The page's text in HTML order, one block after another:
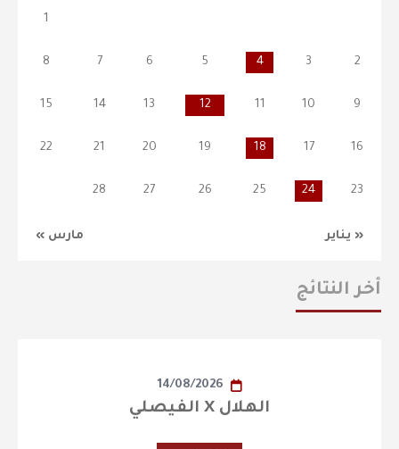
« يناير مارس »
1
2
3
4
5
6
7
8
9
10
11
12
13
14
15
16
17
18
19
20
21
22
23
24
25
26
27
28
أخر النتائج
14/08/2026
الهلال X الفيصلي